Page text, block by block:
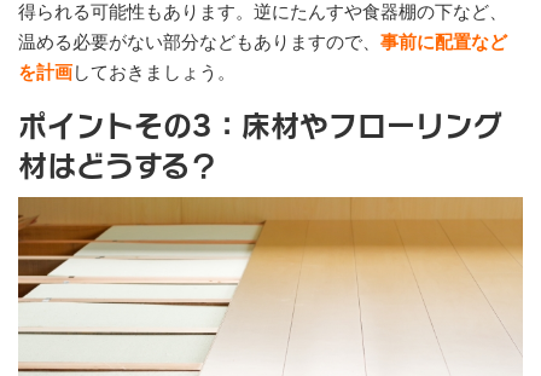
得られる可能性もあります。逆にたんすや食器棚の下など、
温める必要がない部分などもありますので、 事前に配置など
を計画しておきましょう。
ポイントその3：床材やフローリング
材はどうする？